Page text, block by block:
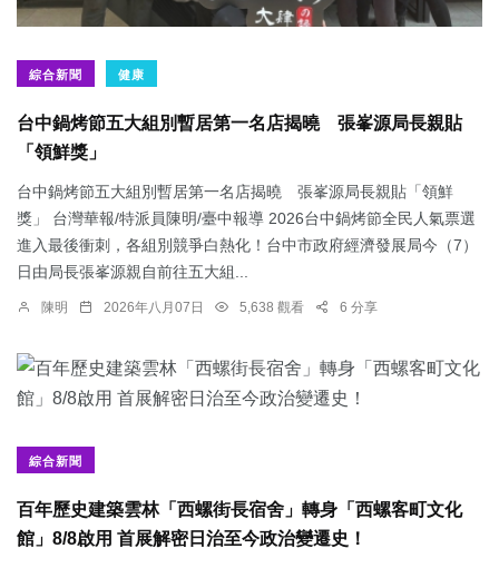
綜合新聞 健康
台中鍋烤節五大組別暫居第一名店揭曉 張峯源局長親貼
「領鮮獎」
台中鍋烤節五大組別暫居第一名店揭曉 張峯源局長親貼「領鮮
獎」 台灣華報/特派員陳明/臺中報導 2026台中鍋烤節全民人氣票選
進入最後衝刺，各組別競爭白熱化！台中市政府經濟發展局今（7）
日由局長張峯源親自前往五大組...
陳明 2026年八月07日 5,638 觀看 6 分享
綜合新聞
百年歷史建築雲林「西螺街長宿舍」轉身「西螺客町文化
館」8/8啟用 首展解密日治至今政治變遷史！